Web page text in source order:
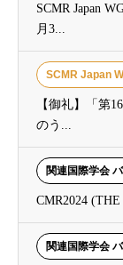
SCMR Japan
月3...
SCMR Japan
【御礼】「第
のう...
関連国際学会
CMR2024
関連国際学会